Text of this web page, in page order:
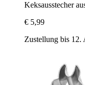
Keksausstecher
€ 5,99
Zustellung bis 12.